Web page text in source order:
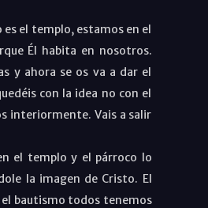
es el templo, estamos en el
Él habita en nosotros.
y ahora se os va a dar el
con la idea no con el
interiormente. Vais a salir
el templo y el párroco lo
la imagen de Cristo. El
el bautismo todos tenemos